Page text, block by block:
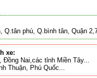
Q.tân phú, Q.bình tân, Quận
xe:
Nai,các tỉnh Miền Tây...
Thuận, Phú Quốc...